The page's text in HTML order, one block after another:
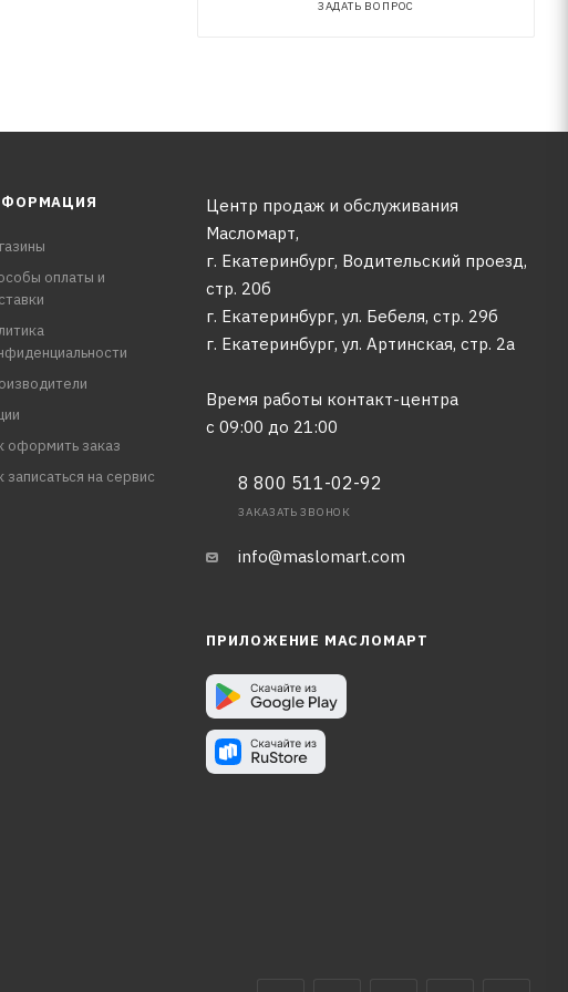
ЗАДАТЬ ВОПРОС
оплаты и
оформить заказ
записаться на сервис
Центр продаж и обслуживания
Масломарт,
г. Екатеринбург, Водительский проезд,
стр. 20б
г. Екатеринбург, ул. Бебеля, стр. 29б
г. Екатеринбург, ул. Артинская, стр. 2а
Время работы контакт-центра
с 09:00 до 21:00
8 800 511-02-92
ЗАКАЗАТЬ ЗВОНОК
info@maslomart.com
ПРИЛОЖЕНИЕ МАСЛОМАРТ